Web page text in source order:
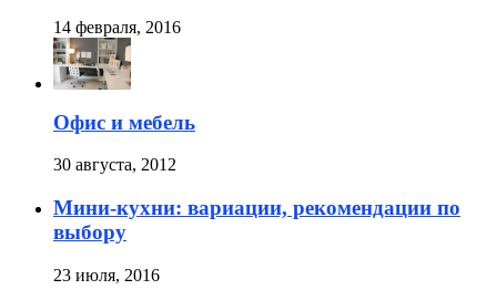
14 февраля, 2016
Офис и мебель
30 августа, 2012
Мини-кухни: вариации, рекомендации по
выбору
23 июля, 2016